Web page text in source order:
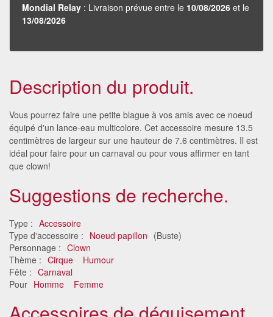
Mondial Relay : Livraison prévue entre le 10/08/2026 et le
13/08/2026
Description du produit.
Vous pourrez faire une petite blague à vos amis avec ce noeud
équipé d'un lance-eau multicolore. Cet accessoire mesure 13.5
centimètres de largeur sur une hauteur de 7.6 centimètres. Il est
idéal pour faire pour un carnaval ou pour vous affirmer en tant
que clown!
Suggestions de recherche.
Type : Accessoire
Type d'accessoire : Noeud papillon (Buste)
Personnage : Clown
Thème : Cirque
Humour
Fête : Carnaval
Pour Homme Femme